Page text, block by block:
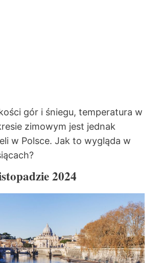
gór i śniegu, temperatura w
zimowym jest jednak
w Polsce. Jak to wygląda w
2024